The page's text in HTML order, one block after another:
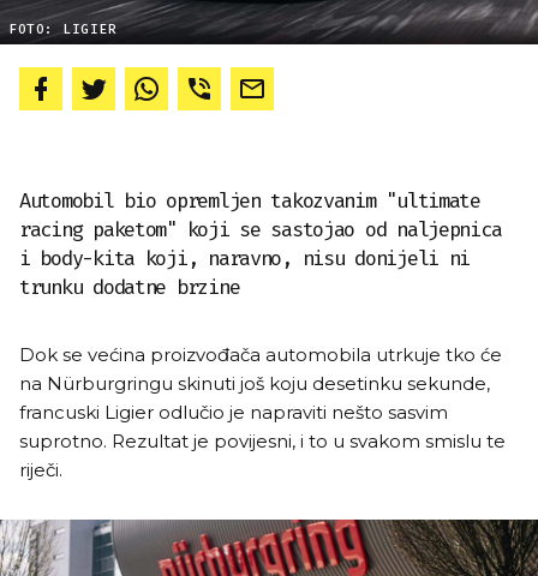
FOTO: LIGIER
Automobil bio opremljen takozvanim "ultimate
racing paketom" koji se sastojao od naljepnica
i body-kita koji, naravno, nisu donijeli ni
trunku dodatne brzine
Dok se većina proizvođača automobila utrkuje tko će
na Nürburgringu skinuti još koju desetinku sekunde,
francuski Ligier odlučio je napraviti nešto sasvim
suprotno. Rezultat je povijesni, i to u svakom smislu te
riječi.